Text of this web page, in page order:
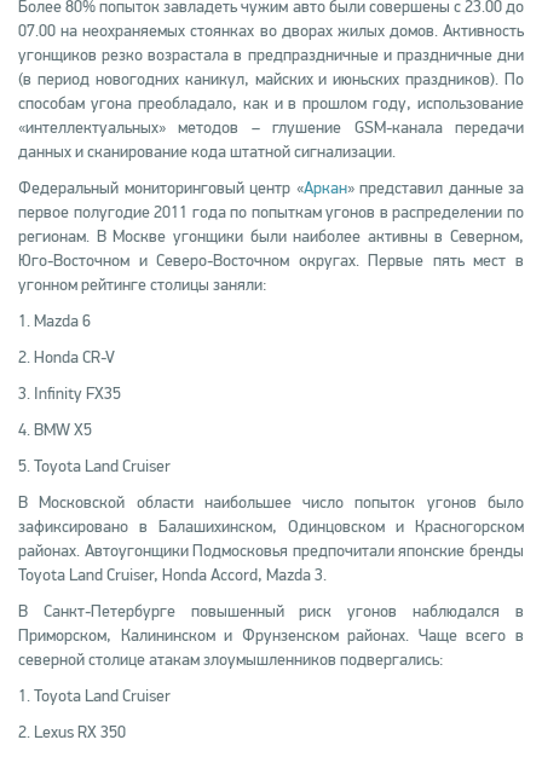
Более 80% попыток завладеть чужим авто были совершены с 23.00 до
07.00 на неохраняемых стоянках во дворах жилых домов. Активность
угонщиков резко возрастала в предпраздничные и праздничные дни
(в период новогодних каникул, майских и июньских праздников). По
способам угона преобладало, как и в прошлом году, использование
«интеллектуальных» методов – глушение GSM-канала передачи
данных и сканирование кода штатной сигнализации.
Федеральный мониторинговый центр «Аркан» представил данные за
первое полугодие 2011 года по попыткам угонов в распределении по
регионам. В Москве угонщики были наиболее активны в Северном,
Юго-Восточном и Северо-Восточном округах. Первые пять мест в
угонном рейтинге столицы заняли:
1. Mazda 6
2. Honda CR-V
3. Infinity FX35
4. BMW X5
5. Toyota Land Cruiser
В Московской области наибольшее число попыток угонов было
зафиксировано в Балашихинском, Одинцовском и Красногорском
районах. Автоугонщики Подмосковья предпочитали японские бренды
Toyota Land Cruiser, Honda Accord, Mazda 3.
В Санкт-Петербурге повышенный риск угонов наблюдался в
Приморском, Калининском и Фрунзенском районах. Чаще всего в
северной столице атакам злоумышленников подвергались:
1. Toyota Land Cruiser
2. Lexus RX 350